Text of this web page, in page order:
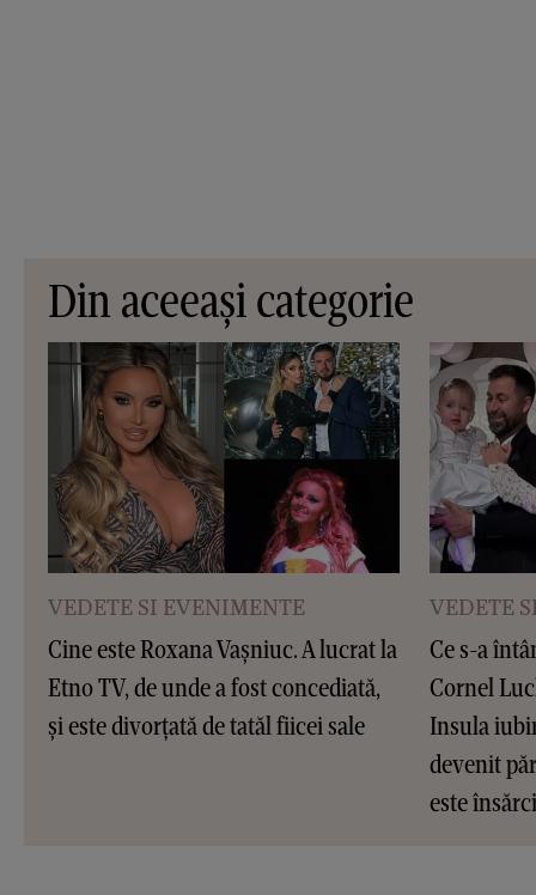
Din aceeași categorie
VEDETE SI EVENIMENTE
Cine este Roxana Vașniuc. A lucrat la
Etno TV, de unde a fost concediată,
și este divorțată de tatăl fiicei sale
VEDETE
Ce s-a
Cornel
Insula
devenit
este